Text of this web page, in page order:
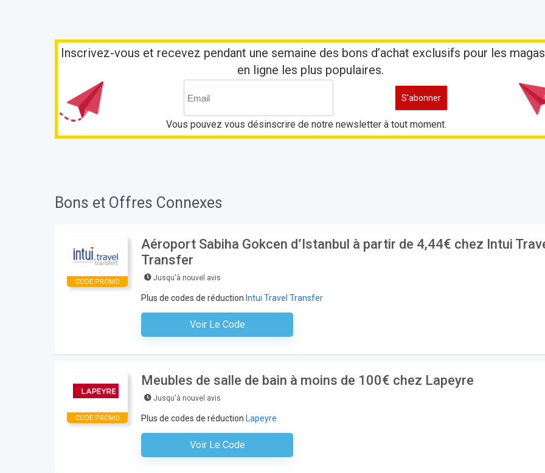
Inscrivez-vous et recevez pendant une semaine des bons d’achat exclusifs pour les
en ligne les plus populaires.
Vous pouvez vous désinscrire de notre newsletter à tout moment.
Bons et Offres Connexes
CODE PROMO
Aéroport Sabiha Gokcen d’Istanbul à partir de 4,44€ chez Intui
Transfer
Jusqu'à nouvel avis
Plus de codes de réduction Intui Travel Transfer
Voir Le Code
Aucun Code N'est Nécessaire
CODE PROMO
Meubles de salle de bain à moins de 100€ chez Lapeyre
Jusqu'à nouvel avis
Plus de codes de réduction Lapeyre
Voir Le Code
Aucun Code N'est Nécessaire